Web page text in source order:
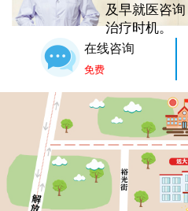
及早就医咨
治疗时机。
在线咨询
免费